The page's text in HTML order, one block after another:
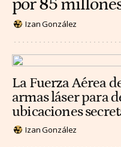
por 85
Izan González
La Fuerza Aérea
armas láser para
ubicaciones
Izan González